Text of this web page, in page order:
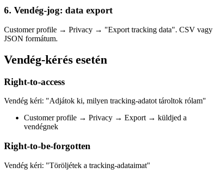
6. Vendég-jog: data export
Customer profile → Privacy → "Export tracking data". CSV vagy
JSON formátum.
Vendég-kérés esetén
Right-to-access
Vendég kéri: "Adjátok ki, milyen tracking-adatot tároltok rólam"
Customer profile → Privacy → Export → küldjed a
vendégnek
Right-to-be-forgotten
Vendég kéri: "Töröljétek a tracking-adataimat"